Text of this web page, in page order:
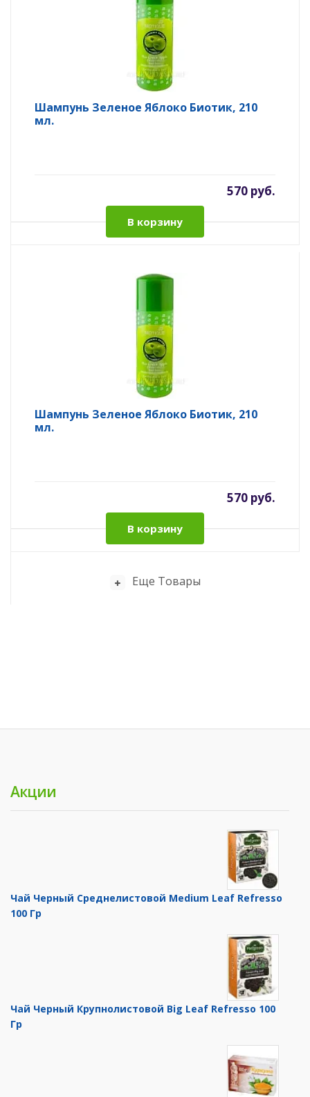
Шампунь Зеленое Яблоко Биотик, 210
мл.
570 руб.
В корзину
Шампунь Зеленое Яблоко Биотик, 210
мл.
570 руб.
В корзину
Еще Товары
Акции
Чай Черный Среднелистовой Medium Leaf Refresso
100 Гр
Чай Черный Крупнолистовой Big Leaf Refresso 100
Гр